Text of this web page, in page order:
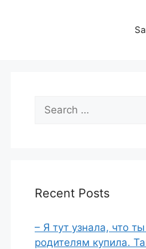
Search
for:
Recent Posts
– Я тут узнала, что
родителям купила.